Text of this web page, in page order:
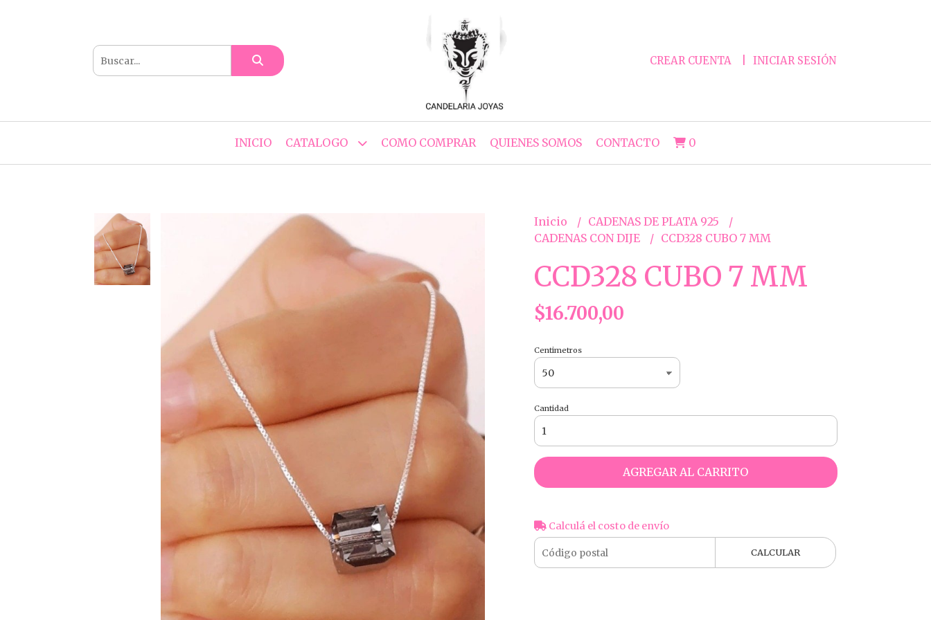
CREAR CUENTA INICIAR SESIÓN
INICIO CATALOGO COMO COMPRAR QUIENES SOMOS CONTACTO 0
Inicio
CADENAS DE PLATA 925
CADENAS CON DIJE
CCD328 CUBO 7 MM
CCD328 CUBO 7 MM
$16.700,00
Centimetros
Cantidad
AGREGAR AL CARRITO
Calculá el costo de envío
CALCULAR